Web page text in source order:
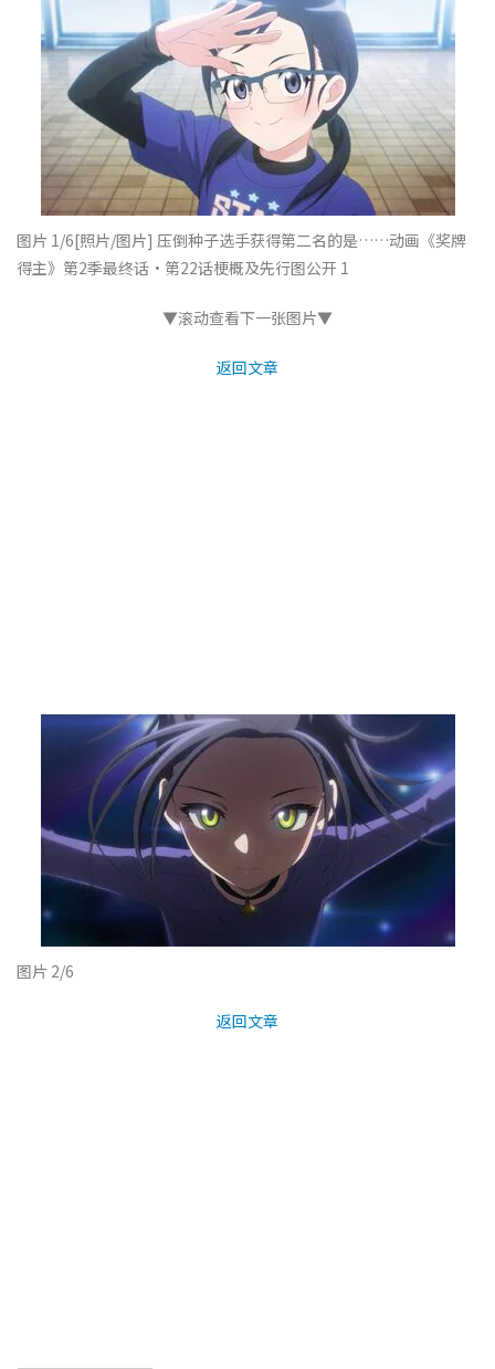
图片 1/6[照片/图片] 压倒种子选手获得第二名的是……动画《奖牌
得主》第2季最终话・第22话梗概及先行图公开 1
▼滚动查看下一张图片▼
返回文章
图片 2/6
返回文章